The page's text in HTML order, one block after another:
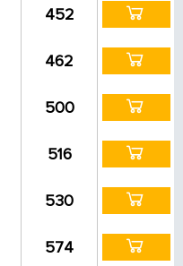
452
462
500
516
530
574